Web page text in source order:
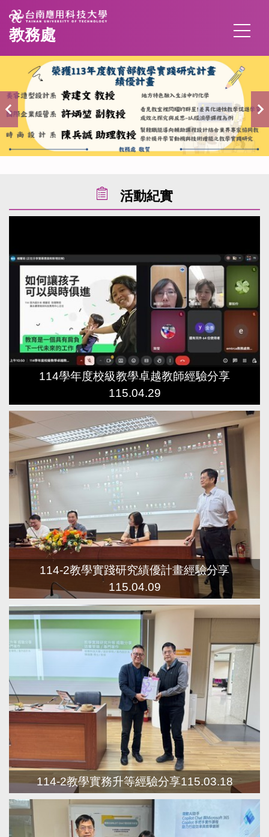
跳
到
主
區
教務處
活動紀實
114學年度校級教學卓越教師經驗分享
115.04.29
114-2教學實踐研究績優計畫經驗分享
115.04.09
114-2教學實務升等經驗分享115.03.18